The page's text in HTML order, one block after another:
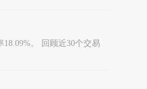
。 回顾近30个交易